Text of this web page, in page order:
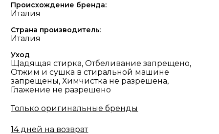
Происхождение бренда:
Италия
Страна производитель:
Италия
Уход
Щадящая стирка, Отбеливание запрещено,
Отжим и сушка в стиральной машине
запрещены, Химчистка не разрешена,
Глажение не разрешено
Только оригинальные бренды
14 дней на возврат